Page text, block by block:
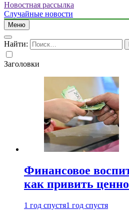
Новостная рассылка
Случайные новости
Меню
Найти:
Заголовки
Финансовое
как привить
1 год спустя1 год спустя